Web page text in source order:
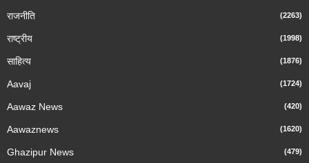
राजनीति (2263)
राष्ट्रीय (1998)
साहित्य (1876)
Aavaj (1724)
Aawaz News (420)
Aawaznews (1620)
Ghazipur News (479)